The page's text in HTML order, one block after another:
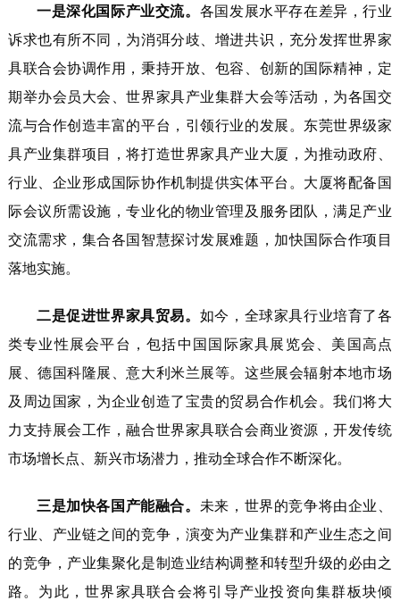
一是深化国际产业交流。 各国发展水平存在差异，行业
诉求也有所不同，为消弭分歧、增进共识，充分发挥世界家
具联合会协调作用，秉持开放、包容、创新的国际精神，定
期举办会员大会、世界家具产业集群大会等活动，为各国交
流与合作创造丰富的平台，引领行业的发展。东莞世界级家
具产业集群项目，将打造世界家具产业大厦，为推动政府、
行业、企业形成国际协作机制提供实体平台。大厦将配备国
际会议所需设施，专业化的物业管理及服务团队，满足产业
交流需求，集合各国智慧探讨发展难题，加快国际合作项目
落地实施。
二是促进世界家具贸易。 如今，全球家具行业培育了各
类专业性展会平台，包括中国国际家具展览会、美国高点
展、德国科隆展、意大利米兰展等。这些展会辐射本地市场
及周边国家，为企业创造了宝贵的贸易合作机会。我们将大
力支持展会工作，融合世界家具联合会商业资源，开发传统
市场增长点、新兴市场潜力，推动全球合作不断深化。
三是加快各国产能融合。 未来，世界的竞争将由企业、
行业、产业链之间的竞争，演变为产业集群和产业生态之间
的竞争，产业集聚化是制造业结构调整和转型升级的必由之
路。为此，世界家具联合会将引导产业投资向集群板块倾